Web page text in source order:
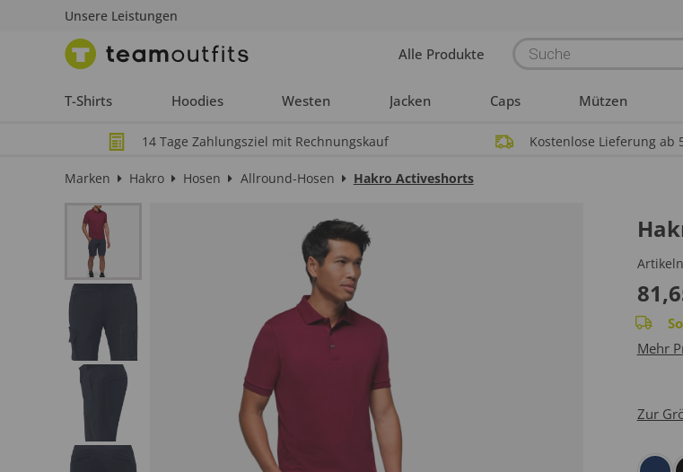
Unsere Leistungen
Alle Produkte Products
search
T-Shirts Hoodies Westen Jacken Caps Mützen
14 Tage Zahlungsziel mit Rechnungskauf Kostenlose Lieferung ab
Marken Hakro Hosen Allround-Hosen Hakro Activeshorts
Mehr
Zur